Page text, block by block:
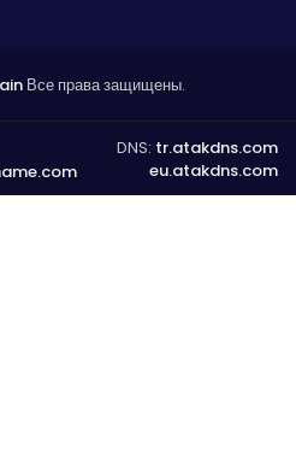
Все права защищены.
DNS: tr.atakdns.com
eu.atakdns.com